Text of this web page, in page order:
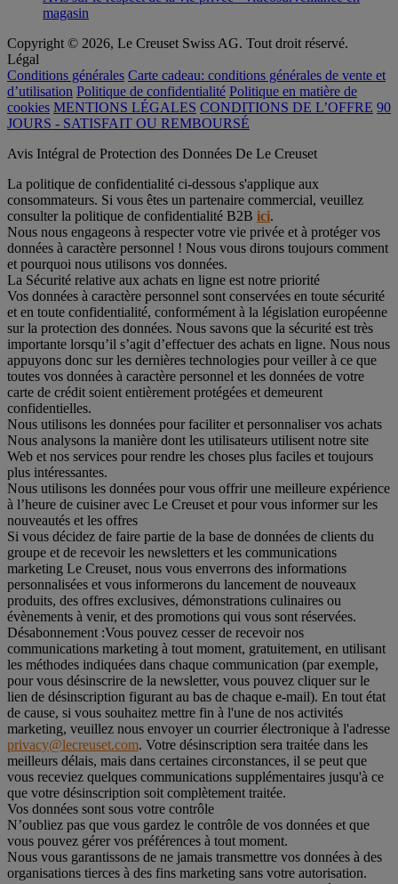
magasin
Copyright © 2026, Le Creuset Swiss AG. Tout droit réservé.
Légal
Conditions générales Carte cadeau: conditions générales de vente et
d’utilisation Politique de confidentialité Politique en matière de
cookies MENTIONS LÉGALES CONDITIONS DE L’OFFRE 90
JOURS - SATISFAIT OU REMBOURSÉ
Avis Intégral de Protection des Données De Le Creuset
La politique de confidentialité ci-dessous s'applique aux
consommateurs. Si vous êtes un partenaire commercial, veuillez
consulter la politique de confidentialité B2B ici.
Nous nous engageons à respecter votre vie privée et à protéger vos
données à caractère personnel ! Nous vous dirons toujours comment
et pourquoi nous utilisons vos données.
La Sécurité relative aux achats en ligne est notre priorité
Vos données à caractère personnel sont conservées en toute sécurité
et en toute confidentialité, conformément à la législation européenne
sur la protection des données. Nous savons que la sécurité est très
importante lorsqu’il s’agit d’effectuer des achats en ligne. Nous nous
appuyons donc sur les dernières technologies pour veiller à ce que
toutes vos données à caractère personnel et les données de votre
carte de crédit soient entièrement protégées et demeurent
confidentielles.
Nous utilisons les données pour faciliter et personnaliser vos achats
Nous analysons la manière dont les utilisateurs utilisent notre site
Web et nos services pour rendre les choses plus faciles et toujours
plus intéressantes.
Nous utilisons les données pour vous offrir une meilleure expérience
à l’heure de cuisiner avec Le Creuset et pour vous informer sur les
nouveautés et les offres
Si vous décidez de faire partie de la base de données de clients du
groupe et de recevoir les newsletters et les communications
marketing Le Creuset, nous vous enverrons des informations
personnalisées et vous informerons du lancement de nouveaux
produits, des offres exclusives, démonstrations culinaires ou
évènements à venir, et des promotions qui vous sont réservées.
Désabonnement :Vous pouvez cesser de recevoir nos
communications marketing à tout moment, gratuitement, en utilisant
les méthodes indiquées dans chaque communication (par exemple,
pour vous désinscrire de la newsletter, vous pouvez cliquer sur le
lien de désinscription figurant au bas de chaque e-mail). En tout état
de cause, si vous souhaitez mettre fin à l'une de nos activités
marketing, veuillez nous envoyer un courrier électronique à l'adresse
privacy@lecreuset.com. Votre désinscription sera traitée dans les
meilleurs délais, mais dans certaines circonstances, il se peut que
vous receviez quelques communications supplémentaires jusqu'à ce
que votre désinscription soit complètement traitée.
Vos données sont sous votre contrôle
N’oubliez pas que vous gardez le contrôle de vos données et que
vous pouvez gérer vos préférences à tout moment.
Nous vous garantissons de ne jamais transmettre vos données à des
organisations tierces à des fins marketing sans votre autorisation.